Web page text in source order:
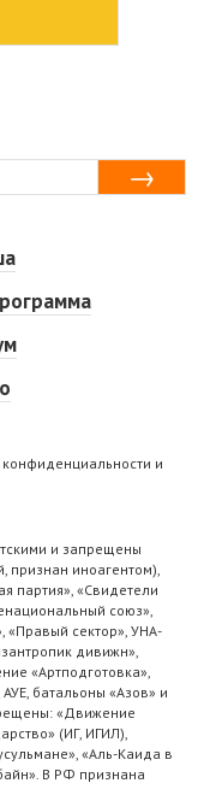
и
и запрещены
иноагентом),
партия», «Свидетели
союз»,
«Правый сектор», УНА-
дивижн»,
«Артподготовка»,
батальоны «Азов» и
«Движение
(ИГ, ИГИЛ),
«Аль-Каида в
В РФ признана